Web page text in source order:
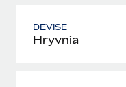
DEVISE
Hryvnia